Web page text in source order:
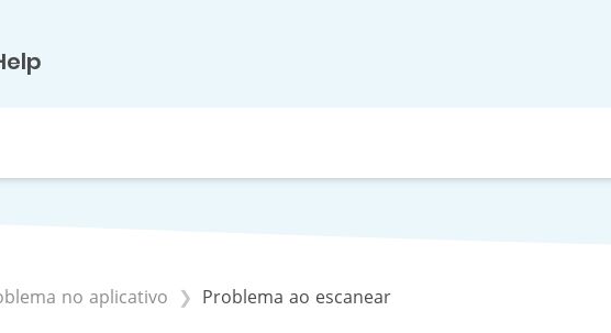
no aplicativo Problema ao escanear